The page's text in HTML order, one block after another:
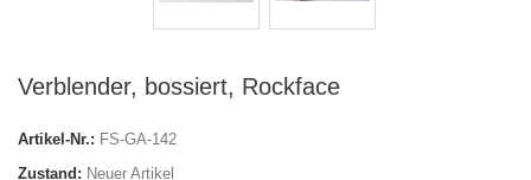
Verblender, bossiert, Rockface
Artikel-Nr.: FS-GA-142
Zustand: Neuer Artikel